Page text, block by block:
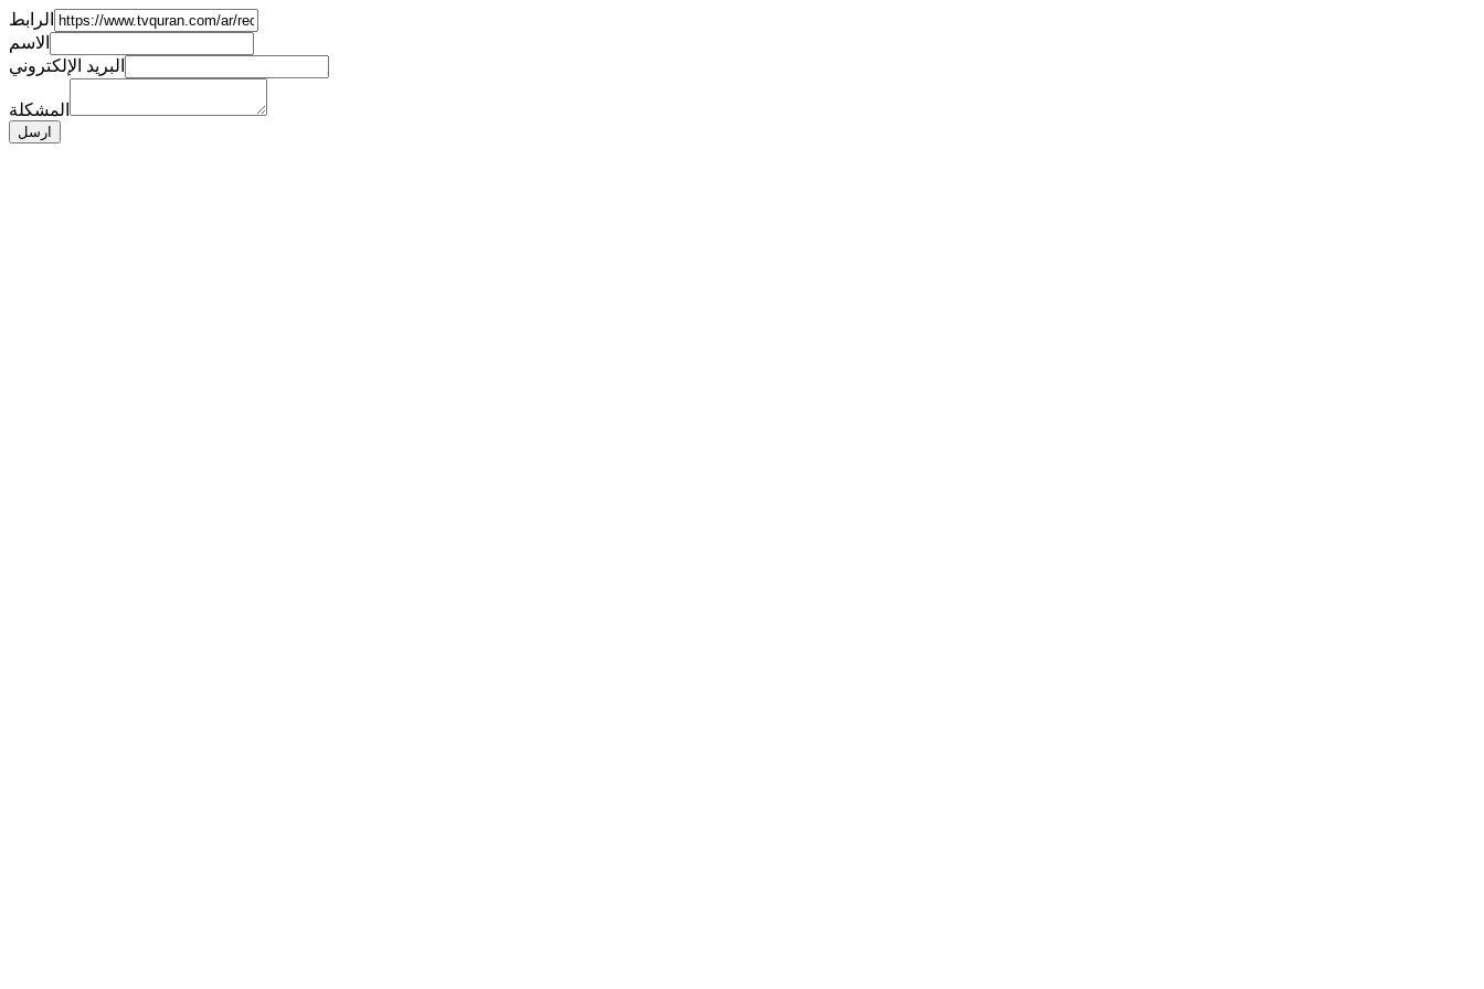
الرابط
الاسم
البريد الإلكتروني
المشكلة
ارسل